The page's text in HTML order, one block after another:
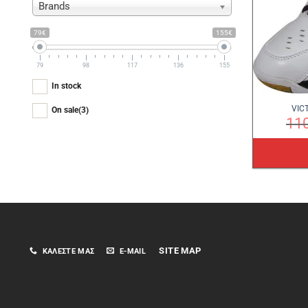
Brands
79€ 155€
79 98 117 136 155
In stock
On sale(3)
ΚΑΛΈΣΤΕ ΜΑΣ E-MAIL SITE MAP